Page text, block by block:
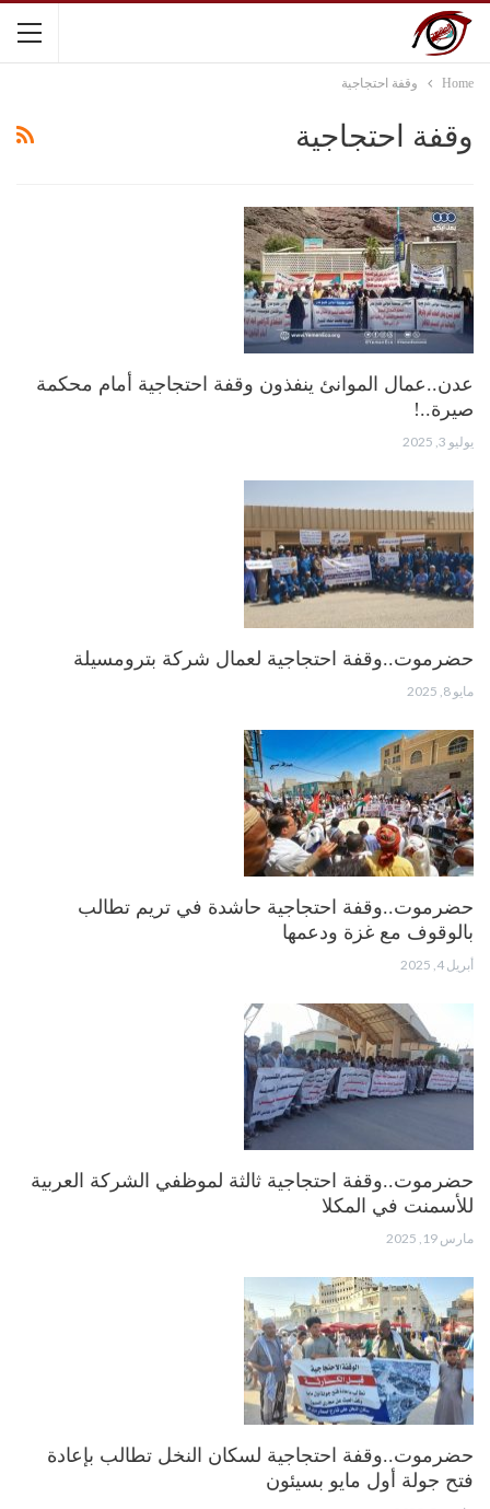
Home وقفة احتجاجية
وقفة احتجاجية
عدن..عمال الموانئ ينفذون وقفة احتجاجية أمام محكمة
صيرة..!
يوليو 3, 2025
حضرموت..وقفة احتجاجية لعمال شركة بترومسيلة
مايو 8, 2025
حضرموت..وقفة احتجاجية حاشدة في تريم تطالب
بالوقوف مع غزة ودعمها
أبريل 4, 2025
حضرموت..وقفة احتجاجية ثالثة لموظفي الشركة العربية
للأسمنت في المكلا
مارس 19, 2025
حضرموت..وقفة احتجاجية لسكان النخل تطالب بإعادة
فتح جولة أول مايو بسيئون